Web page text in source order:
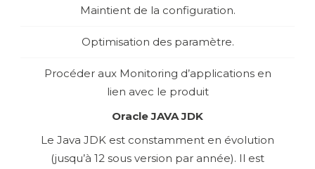
Maintient de la configuration.
Optimisation des paramètre.
Procéder aux Monitoring d’applications en
lien avec le produit
Oracle JAVA JDK
Le Java JDK est constamment en évolution
(jusqu’à 12 sous version par année). Il est